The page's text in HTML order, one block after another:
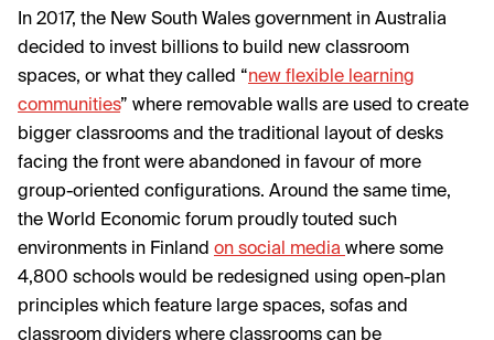
In 2017, the New South Wales government in Australia
decided to invest billions to build new classroom
spaces, or what they called “new flexible learning
communities” where removable walls are used to create
bigger classrooms and the traditional layout of desks
facing the front were abandoned in favour of more
group-oriented configurations. Around the same time,
the World Economic forum proudly touted such
environments in Finland on social media where some
4,800 schools would be redesigned using open-plan
principles which feature large spaces, sofas and
classroom dividers where classrooms can be